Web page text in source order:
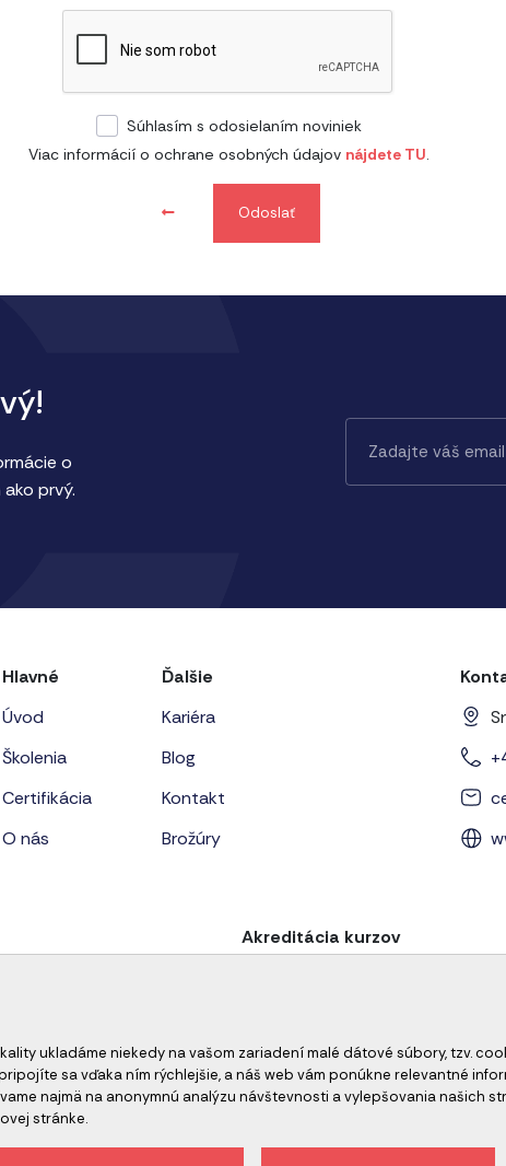
Súhlasím s odosielaním noviniek
Viac informácií o ochrane osobných údajov nájdete TU.
Odoslať
o
prvý.
Hlavné
Úvod
Školenia
Certifikácia
O nás
Ďalšie
Kariéra
Blog
Kontakt
Brožúry
Akreditácia kurzov
údajov
ukladáme niekedy na vašom zariadení malé dátové súbory, tzv.
sa vďaka ním rýchlejšie, a náš web vám ponúkne relevantné
najmä na anonymnú analýzu návštevnosti a vylepšovania našich
stránke.